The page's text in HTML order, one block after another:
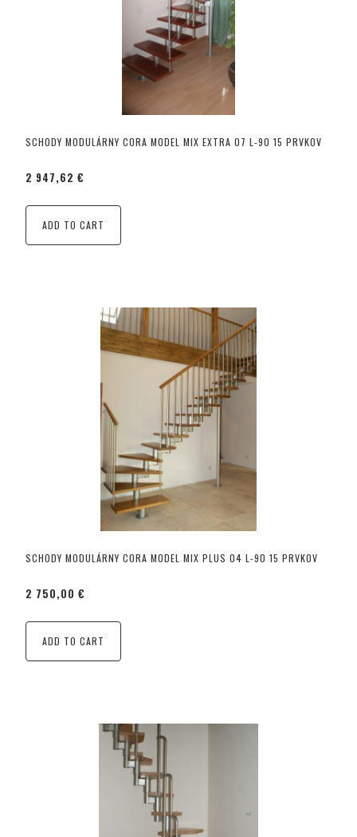
SCHODY MODULÁRNY CORA MODEL MIX EXTRA 07 L-90 15 PRVKOV
2 947,62 €
ADD TO CART
SCHODY MODULÁRNY CORA MODEL MIX PLUS 04 L-90 15 PRVKOV
2 750,00 €
ADD TO CART